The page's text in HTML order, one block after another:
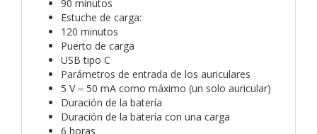
90 minutos
Estuche de carga:
120 minutos
Puerto de carga
USB tipo C
Parámetros de entrada de los auriculares
5 V ⎓ 50 mA como máximo (un solo auricular)
Duración de la batería
Duración de la batería con una carga
6 horas